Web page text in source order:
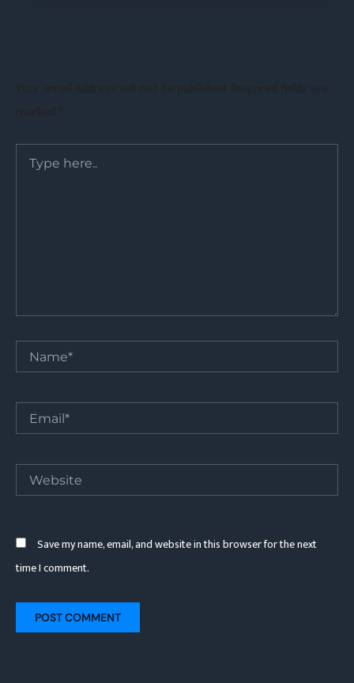
Type
here..
Name*
Email*
Website
Save my name, email, and website in this browser for the next
time I comment.